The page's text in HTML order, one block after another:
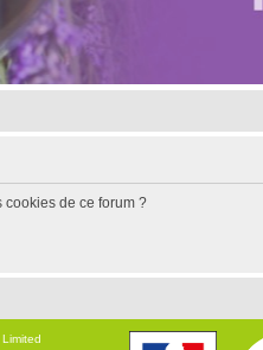
cookies de ce forum ?